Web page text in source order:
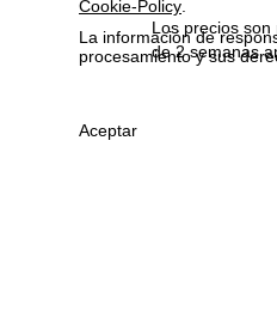
Cookie-Policy
La información de
procesamiento y sus
Aceptar
n
Los precios
de 2 semanas